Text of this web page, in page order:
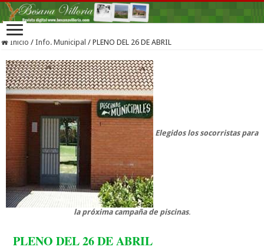
Inicio / Info. Municipal / PLENO DEL 26 DE ABRIL
Elegidos los socorristas para
la próxima campaña de piscinas.
PLENO DEL 26 DE ABRIL